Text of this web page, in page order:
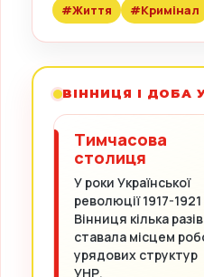
#Життя #Кримінал
ВІННИЦЯ І ДОБА
Тимчасова
столиця
У роки Української
революції 1917-1921
Вінниця кілька разів
ставала місцем
урядових структур
УНР.